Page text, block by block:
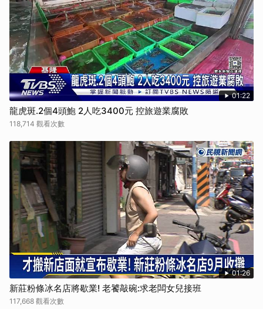
01:22
龍虎斑.2個4頭鮑 2人吃3400元 控旅遊業腐敗
118,714 觀看次數
01:26
新莊粉條冰名店將歇業! 老饕敲碗:求老闆女兒接班
117,668 觀看次數